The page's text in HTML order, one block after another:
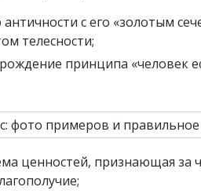
с его «золотым
телесности;
принципа «человек
ценностей, признающая за